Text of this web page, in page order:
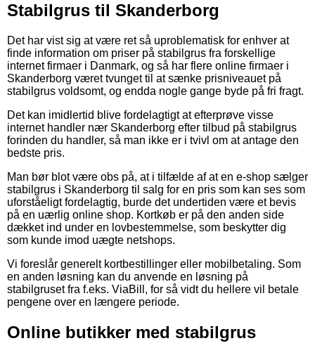
Stabilgrus til Skanderborg
Det har vist sig at være ret så uproblematisk for enhver at
finde information om priser på stabilgrus fra forskellige
internet firmaer i Danmark, og så har flere online firmaer i
Skanderborg været tvunget til at sænke prisniveauet på
stabilgrus voldsomt, og endda nogle gange byde på fri fragt.
Det kan imidlertid blive fordelagtigt at efterprøve visse
internet handler nær Skanderborg efter tilbud på stabilgrus
forinden du handler, så man ikke er i tvivl om at antage den
bedste pris.
Man bør blot være obs på, at i tilfælde af at en e-shop sælger
stabilgrus i Skanderborg til salg for en pris som kan ses som
uforståeligt fordelagtig, burde det undertiden være et bevis
på en uærlig online shop. Kortkøb er på den anden side
dækket ind under en lovbestemmelse, som beskytter dig
som kunde imod uægte netshops.
Vi foreslår generelt kortbestillinger eller mobilbetaling. Som
en anden løsning kan du anvende en løsning på
stabilgruset fra f.eks. ViaBill, for så vidt du hellere vil betale
pengene over en længere periode.
Online butikker med stabilgrus